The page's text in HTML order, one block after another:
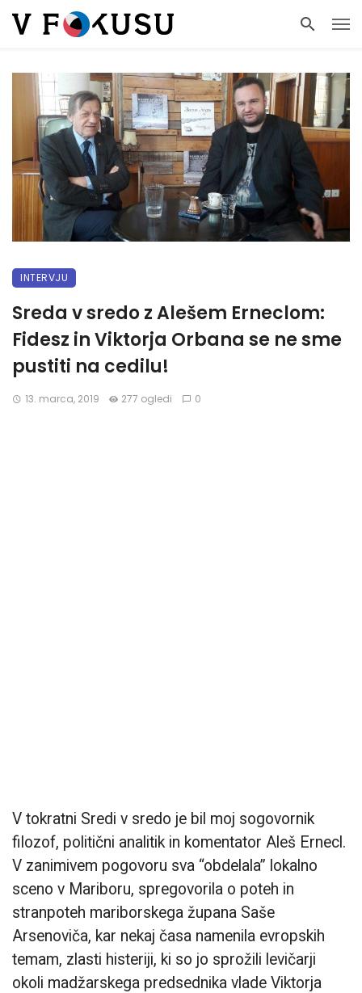
INTERVJU
Sreda v sredo z Alešem Erneclom:
Fidesz in Viktorja Orbana se ne sme
pustiti na cedilu!
13. marca, 2019 277 ogledi 0
V tokratni Sredi v sredo je bil moj sogovornik
filozof, politični analitik in komentator Aleš Ernecl.
V zanimivem pogovoru sva “obdelala” lokalno
sceno v Mariboru, spregovorila o poteh in
stranpoteh mariborskega župana Saše
Arsenoviča, kar nekaj časa namenila evropskih
temam, zlasti histeriji, ki so jo sprožili levičarji
okoli madžarskega predsednika vlade Viktorja